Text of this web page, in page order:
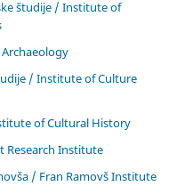
študije / Institute of
/ Institute of Culture
of Cultural History
Research Institute
/ Fran Ramovš Institute